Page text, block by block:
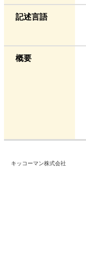
記述言語
概要
キッコーマン株式会社